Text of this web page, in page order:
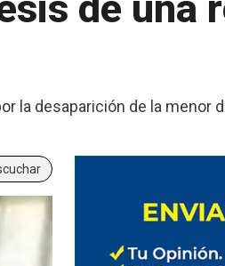
la desaparición de la menor